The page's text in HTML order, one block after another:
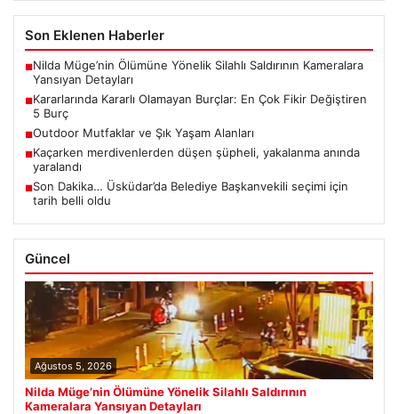
Son Eklenen Haberler
■Nilda Müge’nin Ölümüne Yönelik Silahlı Saldırının Kameralara
Yansıyan Detayları
■Kararlarında Kararlı Olamayan Burçlar: En Çok Fikir Değiştiren
5 Burç
■Outdoor Mutfaklar ve Şık Yaşam Alanları
■Kaçarken merdivenlerden düşen şüpheli, yakalanma anında
yaralandı
■Son Dakika… Üsküdar’da Belediye Başkanvekili seçimi için
tarih belli oldu
Güncel
Ağustos 5, 2026
Nilda Müge’nin Ölümüne Yönelik Silahlı Saldırının
Kameralara Yansıyan Detayları